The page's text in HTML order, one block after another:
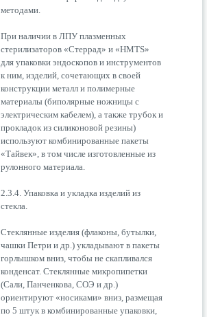
методами.
При наличии в ЛПУ плазменных
стерилизаторов «Стеррад» и «HMTS»
для упаковки эндоскопов и инструментов
к ним, изделий, сочетающих в своей
конструкции металл и полимерные
материалы (биполярные ножницы с
электрическим кабелем), а также трубок и
прокладок из силиконовой резины)
используют комбинированные пакеты
«Тайвек», в том числе изготовленные из
рулонного материала.
2.3.4. Упаковка и укладка изделий из
стекла.
Стеклянные изделия (флаконы, бутылки,
чашки Петри и др.) укладывают в пакеты
горлышком вниз, чтобы не скапливался
конденсат. Стеклянные микропипетки
(Сали, Панченкова, СОЭ и др.)
ориентируют «носиками» вниз, размещая
по 5 штук в комбинированные упаковки,